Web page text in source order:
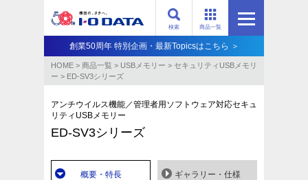
商品一覧
検索
創業50周年 特別企画・最新Topicsはこちら ＞
HOME > 商品一覧 > USBメモリー > セキュリティUSBメモリ
ー > ED-SV3シリーズ
アンチウイルス機能／管理者用ソフトウェア対応セキュ
リティUSBメモリー
ED-SV3シリーズ
概要・特長 ギャラリー・仕様